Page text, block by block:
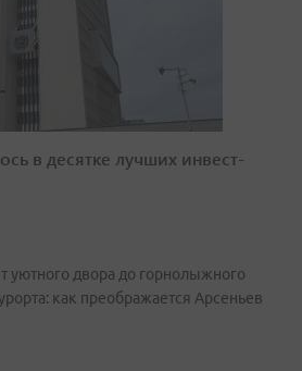
в десятке лучших инвест-
уютного двора до горнолыжного
как преображается Арсеньев